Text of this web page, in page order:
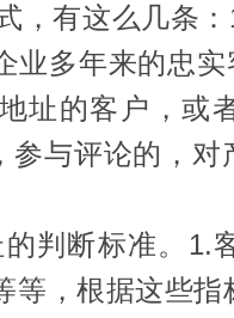
有这么几条：
业多年来的忠
址的客户，或
参与评论的，
判断标准。1.
等，根据这些